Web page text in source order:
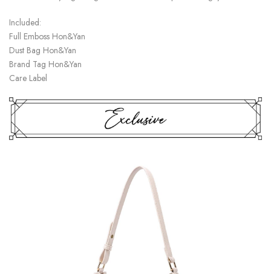
Included:
Full Emboss Hon&Yan
Dust Bag Hon&Yan
Brand Tag Hon&Yan
Care Label